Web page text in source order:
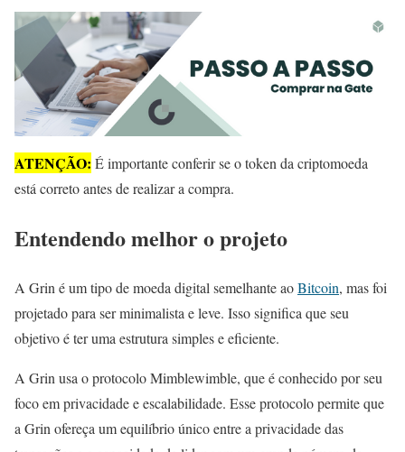
ATENÇÃO: É importante conferir se o token da criptomoeda
está correto antes de realizar a compra.
Entendendo melhor o projeto
A Grin é um tipo de moeda digital semelhante aoBitcoin, mas foi
projetado para ser minimalista e leve. Isso significa que seu
objetivo é ter uma estrutura simples e eficiente.
A Grin usa o protocolo Mimblewimble, que é conhecido por seu
foco em privacidade e escalabilidade. Esse protocolo permite que
a Grin ofereça um equilíbrio único entre a privacidade das